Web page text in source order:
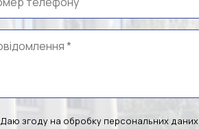
Даю згоду на обробку персональних даних